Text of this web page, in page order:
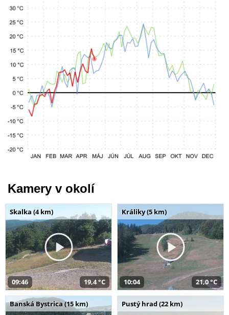
Kamery v okolí
Skalka (4 km)
09:46 19,4 °C
Králiky (5 km)
10:04 21,0 °C
Banská Bystrica (15 km) Pustý hrad (22 km)